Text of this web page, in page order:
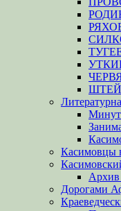
Касимовцы
Архив
Дорогами